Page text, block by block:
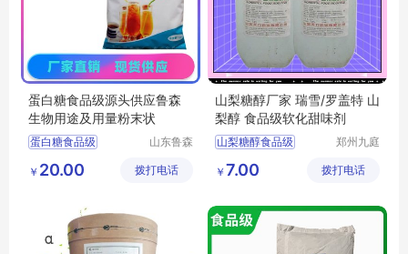
蛋白糖食品级源头供应鲁森
生物用途及用量粉末状
蛋白糖食品级
蛋白糖厂家
蛋白糖价格
山东鲁森
有限公司
￥ 20.00 拨打电话
山梨糖醇厂家 瑞雪/罗盖特 山
梨醇 食品级软化甜味剂
山梨糖醇食品级
山梨糖醇价格
食用山梨糖醇
郑州九庭
有限公司
￥ 7.00 拨打电话